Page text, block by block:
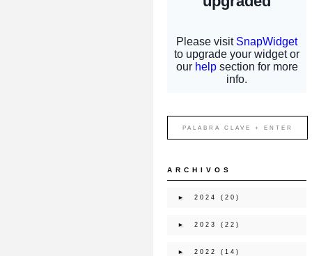
ARCHIVOS
► 2024 (20)
► 2023 (22)
► 2022 (14)